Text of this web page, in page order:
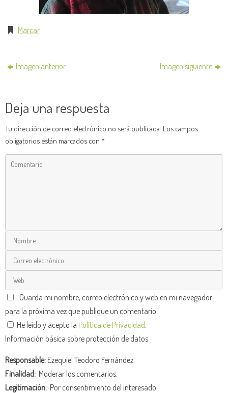
Marcar.
Imagen anterior Imagen siguiente
Deja una respuesta
Tu dirección de correo electrónico no será publicada. Los campos
obligatorios están marcados con *
Guarda mi nombre, correo electrónico y web en mi navegador
para la próxima vez que publique un comentario.
He leído y acepto la Política de Privacidad
Información básica sobre protección de datos
Responsable:Ezequiel Teodoro Fernández.
Finalidad: Moderar los comentarios.
Legitimación: Por consentimiento del interesado.